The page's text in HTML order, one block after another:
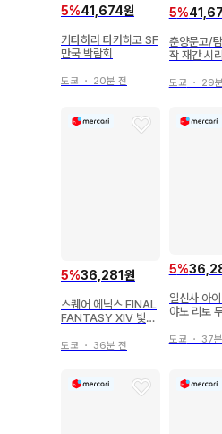
5%41,674원
키타하라 타카히코 SF
만국 박람회
도쿄 ・ 20분 전
5%
춘양문고/
작 재간 시
염
도쿄 ・ 29
5%36,281원
스퀘어 에닉스 FINAL
FANTASY XIV 빛의
of Light
도쿄 ・ 36분 전
5%
일신사 아
야노 리토
랑받는 건 한
도쿄 ・ 37